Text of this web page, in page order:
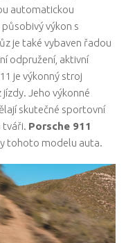
automatickou
výkon s
je také vybaven řadou
odpružení, aktivní
je výkonný stroj
Jeho výkonné
skutečné sportovní
tváři. Porsche 911
tohoto modelu auta.